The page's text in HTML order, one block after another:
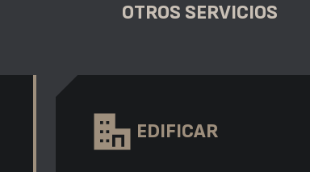
OTROS SERVICIOS
EDIFICAR